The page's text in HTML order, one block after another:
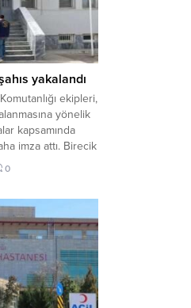
bir...
yakalandı
ekipleri,
yönelik
kapsamında
imza attı. Birecik
cezası
– Şanlıurfa
İlişkiler
açıklamaya
0